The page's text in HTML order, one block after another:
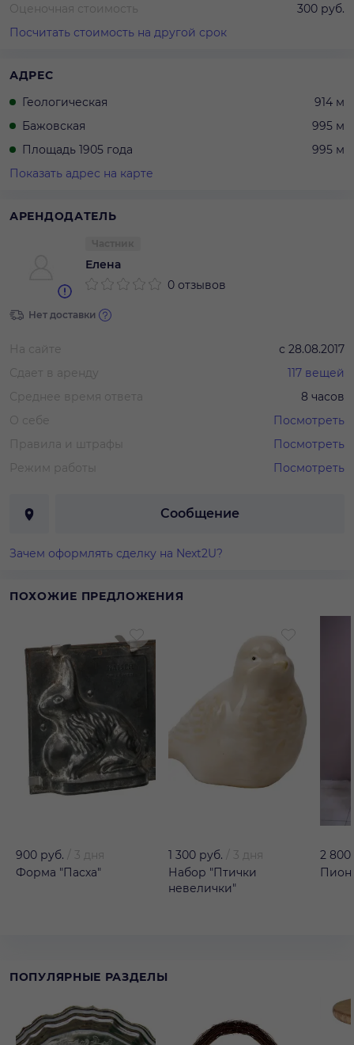
Оценочная стоимость
300 руб.
Посчитать стоимость на другой срок
АДРЕС
Геологическая
914 м
Бажовская
995 м
Площадь 1905 года
995 м
Показать адрес на карте
АРЕНДОДАТЕЛЬ
Елена
0 отзывов
Нет доставки
На сайте с 28.08.2017
Сдает в аренду
117 вещей
Среднее время ответа
8 часов
О себе
Посмотреть
Правила и штрафы
Посмотреть
Режим работы
Посмотреть
Сообщение
Зачем оформлять сделку на Next2U?
ПОХОЖИЕ ПРЕДЛОЖЕНИЯ
900 руб.
3 дня
Форма "Пасха"
1 300 руб.
3 дня
Набор "Птички
невелички"
2 800
Пион
ПОПУЛЯРНЫЕ РАЗДЕЛЫ